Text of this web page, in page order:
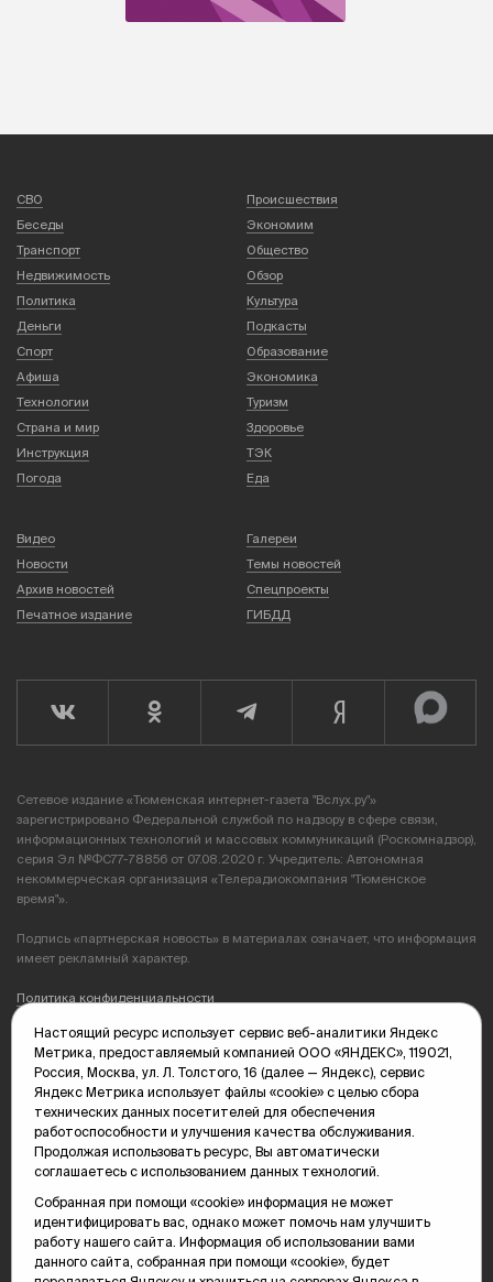
СВО
Происшествия
Беседы
Экономим
Транспорт
Общество
Недвижимость
Обзор
Политика
Культура
Деньги
Подкасты
Спорт
Образование
Афиша
Экономика
Технологии
Туризм
Страна и мир
Здоровье
Инструкция
ТЭК
Погода
Еда
Видео
Галереи
Новости
Темы новостей
Архив новостей
Спецпроекты
Печатное издание
ГИБДД
Сетевое издание «Тюменская интернет-газета "Вслух.ру"»
зарегистрировано Федеральной службой по надзору в сфере связи,
информационных технологий и массовых коммуникаций (Роскомнадзор),
серия Эл №ФС77-78856 от 07.08.2020 г. Учредитель: Автономная
некоммерческая организация «Телерадиокомпания "Тюменское
время"».
Подпись «партнерская новость» в материалах означает, что информация
имеет рекламный характер.
Политика конфиденциальности
Редакция: 625035, Тюмень, пр. Геологоразведчиков, 28А
(3452) 68-89-05
edit@vsluh.ru
Главный редактор: Панкина Т.Ю.
kika@vsluh.ru
По вопросам рекламы:
(3452) 68-89-78
kotovaev@sibinformburo.ru
mim@vsluh.ru
Настоящий ресурс использует сервис веб-аналитики Яндекс
Метрика, предоставляемый компанией ООО «ЯНДЕКС», 119021,
Россия, Москва, ул. Л. Толстого, 16 (далее — Яндекс), сервис
Яндекс Метрика использует файлы «cookie» с целью сбора
технических данных посетителей для обеспечения
работоспособности и улучшения качества обслуживания.
Продолжая использовать ресурс, Вы автоматически
соглашаетесь с использованием данных технологий.
Собранная при помощи «cookie» информация не может
идентифицировать вас, однако может помочь нам улучшить
работу нашего сайта. Информация об использовании вами
данного сайта, собранная при помощи «cookie», будет